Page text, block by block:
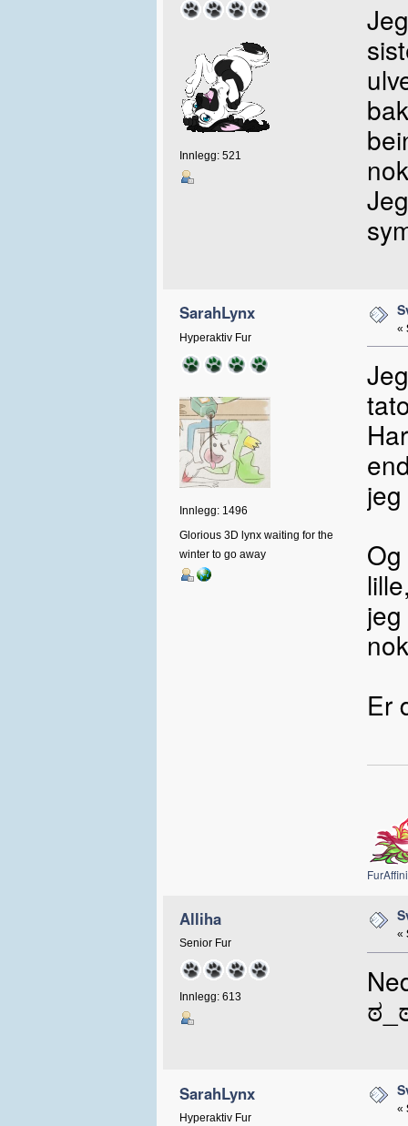
Innlegg: 521
SarahLynx
Hyperaktiv Fur
Innlegg: 1496
Glorious 3D lynx waiting for the
winter to go away
«
Er
Alliha
Senior Fur
Innlegg: 613
«
SarahLynx
Hyperaktiv Fur
«